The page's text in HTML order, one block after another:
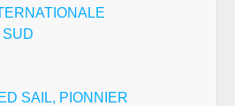
SAIL, PIONNIER